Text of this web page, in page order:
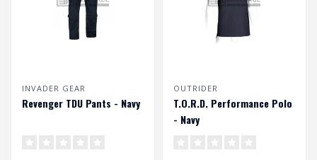
INVADER GEAR
Revenger TDU Pants - Navy
OUTRIDER
T.O.R.D. Performance Polo
- Navy